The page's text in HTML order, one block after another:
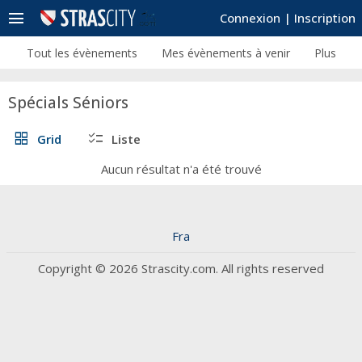
Connexion | Inscription
menu
Tout les évènements Mes évènements à venir Plus
Spécials Séniors
grid_view Grid checklist Liste
Aucun résultat n'a été trouvé
Fra
Copyright © 2026 Strascity.com. All rights reserved